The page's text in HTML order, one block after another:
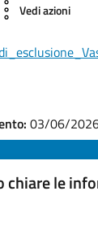
Vedi azioni
03/06/
chiare le